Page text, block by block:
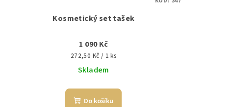
Kosmetický set tašek
1 090 Kč
Měrná
cena:
272,50 Kč / 1 ks
Skladem
Do košíku